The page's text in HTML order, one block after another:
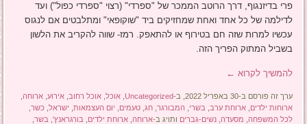
פרי בדיזנגוף, דרך הרוטב הממכר של "ספרדי" (רצוי "ספרדי כפול") ועד
לדילמה של כל אחד ואחת שמחזיקים ביד "שוקופאי" ומתלבטים אם לנגוס
עכשיו למרות שזה חם בטירוף או להתאפק. רמז- שווה להקריב את הלשון
בשביל המתוק הפריך הזה.
להמשיך לקרוא ←
ערך זה פורסם ב-30 באפריל 2022, ב- Uncategorized
,אוכל ,אוכל רחוב ,אירוע ,ארוחה
ארוחות ילדים ,ארוחת ערב בשרי המבורגר ,חג ,טעמים יום העצמאות ישראל כשר
לכל המשפחה מסעדה ,נשים-גברים ותויג ב-ארוחה ,ארוחת ילדים בורגראנץ' בשר